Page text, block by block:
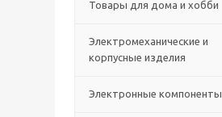
Товары для дома и хобби
Электромеханические и
корпусные изделия
Электронные компоненты